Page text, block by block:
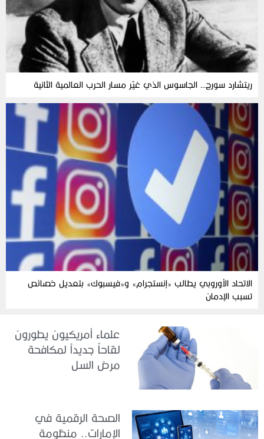
ريتشارد سورج… الجاسوس الذي غيّر مسار الحرب العالمية الثانية
الاتحاد الأوروبي يطالب «إنستجرام» و«فيسبوك» بتعديل خصائص
تسبب الإدمان
علماء أمريكيون يطورون
لقاحاً جديداً لمكافحة
مرض السل
الصحة الرقمية في
الإمارات.. منظومة